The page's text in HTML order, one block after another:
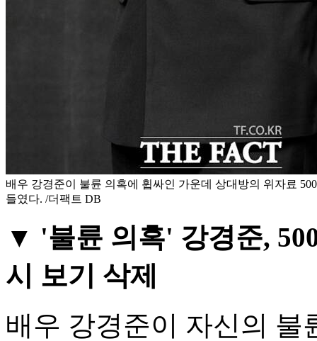
배우 강경준이 불륜 의혹에 휩싸인 가운데 상대방의 위자료
들였다. /더팩트 DB
▼ '불륜 의혹' 강경준,
시 보기 삭제
배우 강경준이 자신의 불